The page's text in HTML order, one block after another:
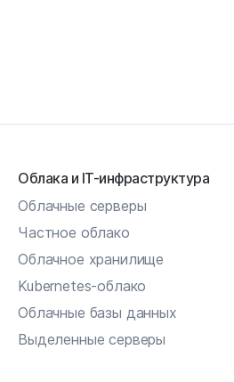
Облака и IT-инфраструктура
Облачные серверы
Частное облако
Облачное хранилище
Kubernetes-облако
Облачные базы данных
Выделенные серверы